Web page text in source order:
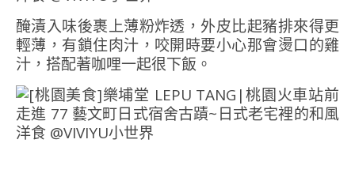
醃漬入味後裹上薄粉炸透，外皮比起豬排來得更
輕薄，有鎖住肉汁，咬開時要小心那會燙口的雞
汁，搭配著咖哩一起很下飯。